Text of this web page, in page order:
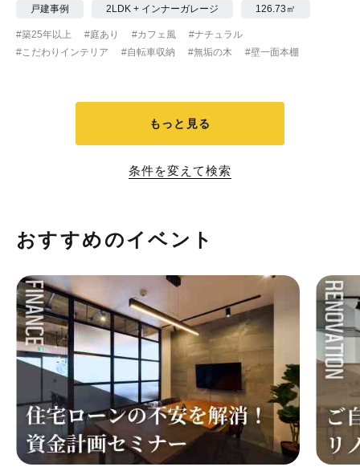
戸建事例 2LDK + インナーガレージ 126.73㎡
#築25年以上 #庭あり #カフェ風
#ナチュラル
#こだわりインテリア
#自転車収納 #無垢の木 #壁一面本棚
もっと見る
条件を変えて検索
おすすめのイベント